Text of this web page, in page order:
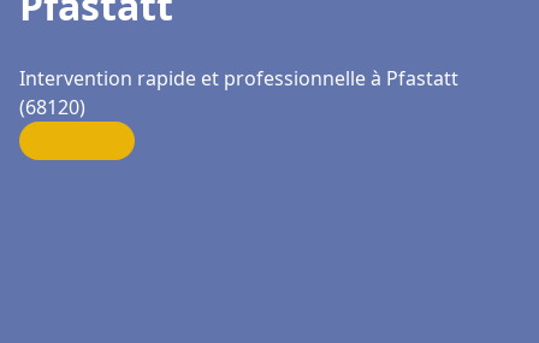
Intervention rapide et professionnelle à Pfastatt
(68120)